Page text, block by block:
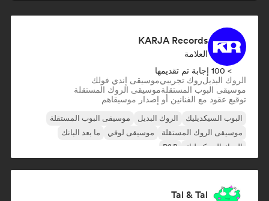
KARJA Records
العلامة
> 100 إجابة تم تقديمها
الروك البديلروك تجريبيموسيقى إندي فولك
موسيقى البوب المستقلةموسيقى الروك المستقلة
توقيع عقود مع الفنانين أو إصدار موسيقاهم
البوب السيكديليك الروك البديل
موسيقى البوب المستقلة
موسيقى الروك المستقلة
موسيقى لوفي
ما بعد البانك
الروك السيكديليك
R&B
Tal & Tal